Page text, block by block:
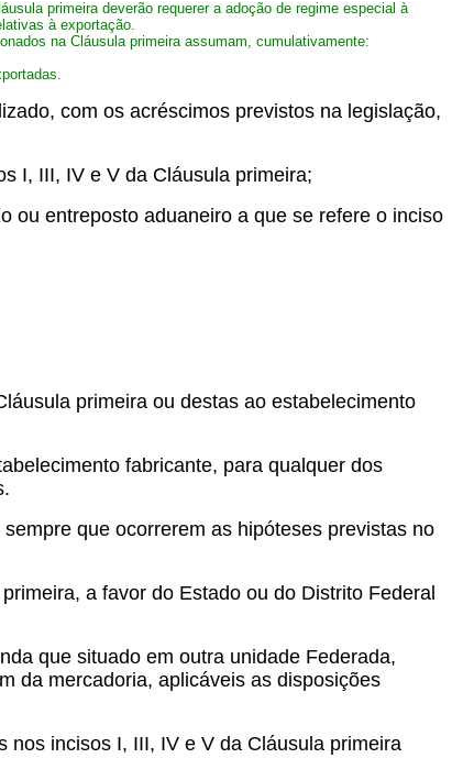
primeira deverão requerer a adoção de regime especial à
à exportação.
na Cláusula primeira assumam, cumulativamente:
com os acréscimos previstos na legislação,
I, III, IV e V da Cláusula primeira;
ou entreposto aduaneiro a que se refere o inciso
primeira ou destas ao estabelecimento
fabricante, para qualquer dos
que ocorrerem as hipóteses previstas no
a favor do Estado ou do Distrito Federal
que situado em outra unidade Federada,
da mercadoria, aplicáveis as disposições
nos incisos I, III, IV e V da Cláusula primeira